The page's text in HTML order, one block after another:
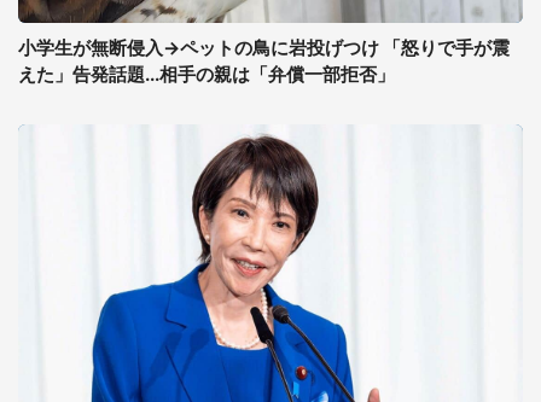
小学生が無断侵入→ペットの鳥に岩投げつけ 「怒りで手が震
えた」告発話題...相手の親は「弁償一部拒否」